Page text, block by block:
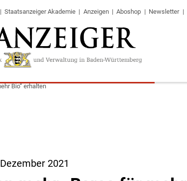
Staatsanzeiger Akademie Anzeigen Aboshop Newsletter
Bio“ erhalten
2021